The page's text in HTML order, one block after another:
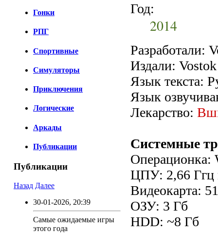
Гонки
РПГ
Спортивные
Симуляторы
Приключения
Логические
Аркады
Публикации
Публикации
Назад Далее
30-01-2026, 20:39
Самые ожидаемые игры
этого года
Год:
2014
Разработали:
Издали:
Язык текста:
Язык
Лекарство:
Системные
Операционка:
ЦПУ: 2,66
Видеокарта:
ОЗУ: 3 Гб
HDD: ~8 Гб